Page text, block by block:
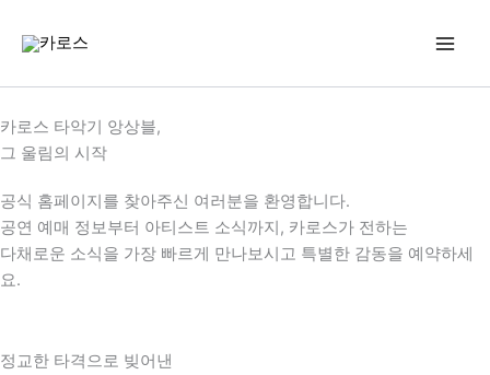
로
건
너
기
카로스 타악기 앙상블,
그 울림의 시작
공식 홈페이지를 찾아주신 여러분을 환영합니다.
공연 예매 정보부터 아티스트 소식까지, 카로스가 전하는
다채로운 소식을 가장 빠르게 만나보시고 특별한 감동을 예약하세
요.
정교한 타격으로 빚어낸